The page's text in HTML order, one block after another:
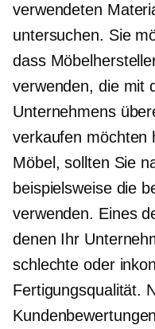
verwendeten
untersuchen. Sie
dass
verwenden, die mit
Unternehmens
verkaufen möchten
Möbel, sollten Sie
beispielsweise die
verwenden. Eines
denen Ihr
schlechte oder
Fertigungsqualität.